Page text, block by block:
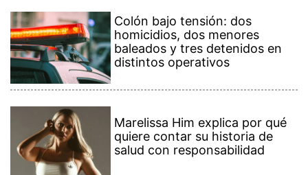
Colón bajo tensión: dos
homicidios, dos menores
baleados y tres detenidos en
distintos operativos
Marelissa Him explica por qué
quiere contar su historia de
salud con responsabilidad